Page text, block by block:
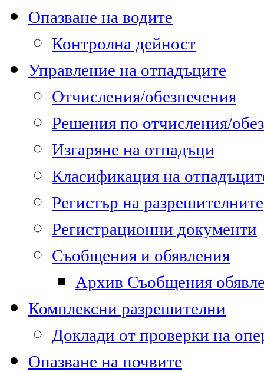
Опазване на водите
Контролна дейност
Управление на отпадъците
Отчисления/обезпечения
Решения по отчисления/
Изгаряне на отпадъци
Класификация на
Регистър на разрешителните
Регистрационни документи
Съобщения и обявления
Архив Съобщения
Комплексни разрешителни
Доклади от проверки на
Опазване на почвите